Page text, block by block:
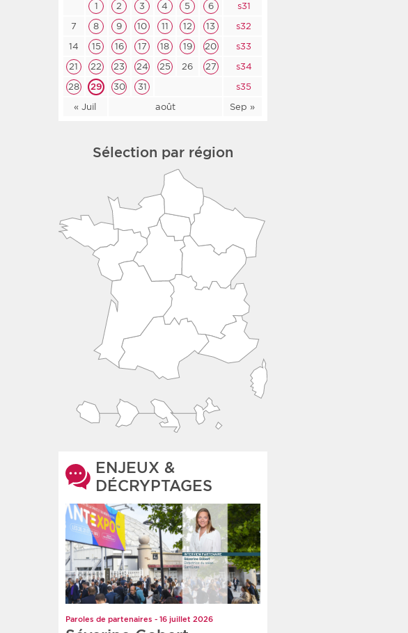
Chronologique
Inversé
« Juil août Sep »
1 2 3 4 5 6
s31
7
8 9 10 11 12 13
s32
14
15 16 17 18 19 20
s33
21
22 23 24 25 26 27
s34
28
29 30 31 s35
Sélection par région
ENJEUX &
DÉCRYPTAGES
Paroles de partenaires - 16 juillet 2026